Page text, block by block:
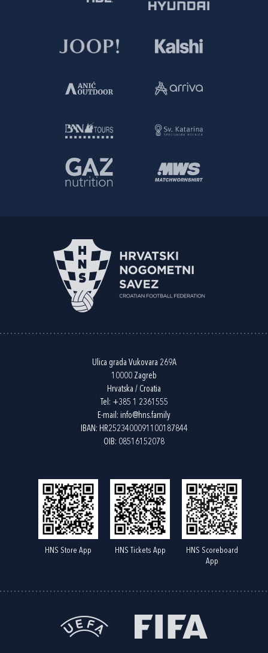
Ulica grada Vukovara 269A
10000 Zagreb
Hrvatska / Croatia
Tel: +385 1 2361555
E-mail: info@hns.family
IBAN: HR2523400091100187844
OIB: 08516152078
HNS Store App HNS Tickets App
HNS Scoreboard
App